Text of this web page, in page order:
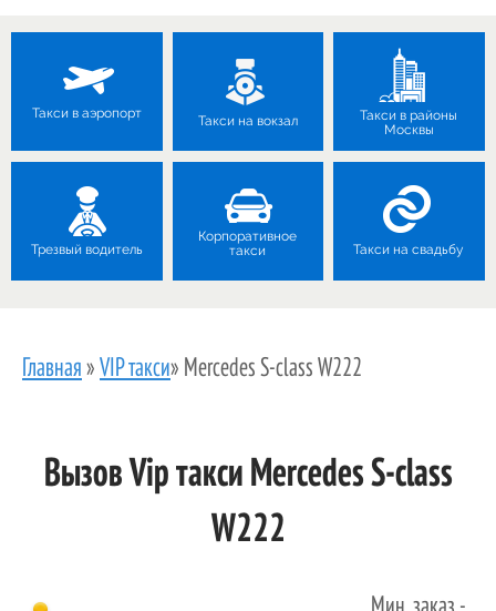
Такси в аэропорт
Такси на вокзал
Такси в районы
Москвы
Трезвый водитель
Корпоративное
такси
Такси на свадьбу
Главная » VIP такси» Mercedes S-class W222
Вызов Vip такси Mercedes S-class
W222